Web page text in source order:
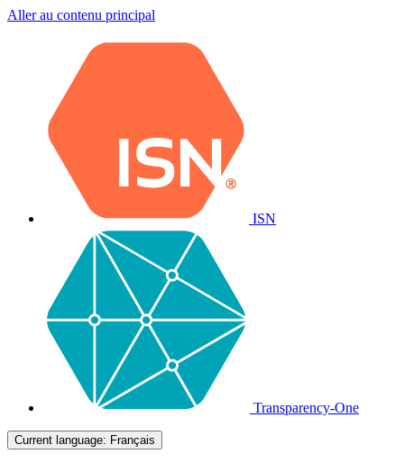
Aller au contenu principal
ISN
Transparency-One
Current language: Français